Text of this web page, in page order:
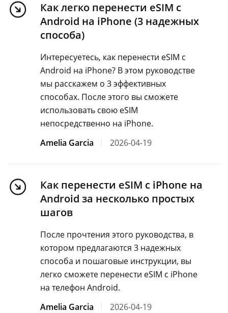
Как легко перенести eSIM с
Android на iPhone (3 надежных
способа)
Интересуетесь, как перенести eSIM с
Android на iPhone? В этом руководстве
мы расскажем о 3 эффективных
способах. После этого вы сможете
использовать свою eSIM
непосредственно на iPhone.
Amelia Garcia
2026-04-19
Как перенести eSIM с iPhone на
Android за несколько простых
шагов
После прочтения этого руководства, в
котором предлагаются 3 надежных
способа и пошаговые инструкции, вы
легко сможете перенести eSIM с iPhone
на телефон Android.
Amelia Garcia
2026-04-19